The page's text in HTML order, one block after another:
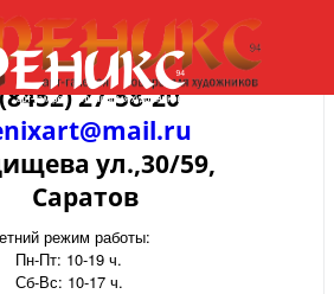
27-58-20
ул.,30/59,
Саратов
режим работы:
Пн-Пт: 10-19 ч.
Сб-Вс: 10-17 ч.